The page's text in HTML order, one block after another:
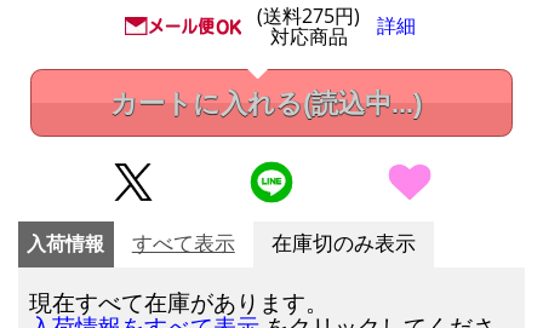
(送料275円)
対応商品 詳細
カートに入れる(読込中...)
入荷情報 すべて表示 在庫切のみ表示
現在すべて在庫があります。